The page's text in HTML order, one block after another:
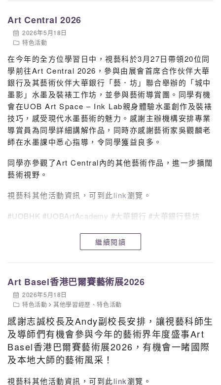
Art Central 2026
2026年5月18日
特色活動
在今年的全方位學習日中，視藝科於3月27日帶領20位同
學前往Art Central 2026，參與由展會首席合作伙伴大華
銀行及其藝術伙伴大華銀行「藝．坊」聯合舉辦的「城中
墨影」水墨及裝裱工作坊，並參與藝術導賞團。同學有機
會在UOB Art Space – Ink Lab親身體驗水墨創作及裝裱
技巧，感受現代水墨藝術的魅力。感謝主辦機構安排專業
導賞員為同學詳細講解作品，同時亦感謝藝術家吳觀麟老
師在水墨課中悉心指導，令同學獲益良多。
同學亦參觀了Art Central內的其他藝術作品，進一步擴闊
藝術視野。
視藝科其他活動資訊，可到此link瀏覽。
#UOBHK #UOBArtAcademy #大華銀行 #大華銀行藝坊
繼續閱讀
Art Basel香港巴爾賽藝術展2026
2026年5月18日
特色活動
其他學習經歷 、特色活動
感謝志誠校長及Andy副校長安排，讓視藝科師生
及導師們有機會參與今年的藝術界年度盛事Art
Basel香港巴爾賽藝術展2026，有機會一睹國際
及本地大師的藝術風采！
視藝科其他活動資訊，可到此link瀏覽。